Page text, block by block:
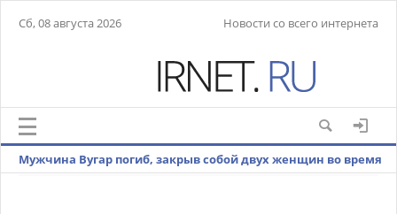
Сб, 08 августа 2026 Новости со всего интернета
Мужчина Вугар погиб, закрыв собой двух женщин во время